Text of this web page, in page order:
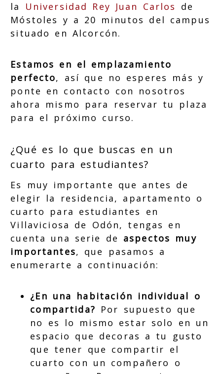
la
Universidad Rey Juan Carlos
de
Móstoles y a 20 minutos del campus
situado en Alcorcón.
Estamos en el emplazamiento
perfecto, así que no esperes más y
ponte en contacto con nosotros
ahora mismo para reservar tu plaza
para el próximo curso.
¿Qué es lo que buscas en un
cuarto para estudiantes?
Es muy importante que antes de
elegir la residencia, apartamento o
cuarto para estudiantes en
Villaviciosa de Odón, tengas en
cuenta una serie de aspectos muy
importantes, que pasamos a
enumerarte a continuación:
¿En una habitación individual o
compartida? Por supuesto que
no es lo mismo estar solo en un
espacio que decoras a tu gusto
que tener que compartir el
cuarto con un compañero o